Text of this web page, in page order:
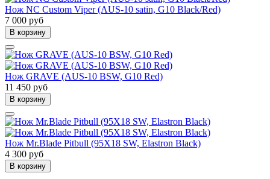
Нож NC Custom Viper (AUS-10 satin, G10 Black/Red)
7 000 руб
В корзину
Нож GRAVE (AUS-10 BSW, G10 Red)
11 450 руб
В корзину
Нож Mr.Blade Pitbull (95Х18 SW, Elastron Black)
4 300 руб
В корзину